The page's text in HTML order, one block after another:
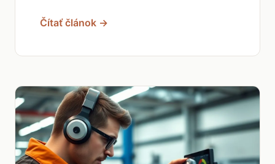
Čítať článok →